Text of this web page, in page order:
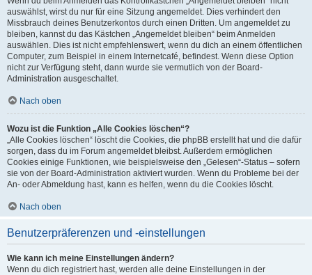
auswählst, wirst du nur für eine Sitzung angemeldet. Dies verhindert den
Missbrauch deines Benutzerkontos durch einen Dritten. Um angemeldet zu
bleiben, kannst du das Kästchen „Angemeldet bleiben“ beim Anmelden
auswählen. Dies ist nicht empfehlenswert, wenn du dich an einem öffentlichen
Computer, zum Beispiel in einem Internetcafé, befindest. Wenn diese Option
nicht zur Verfügung steht, dann wurde sie vermutlich von der Board-
Administration ausgeschaltet.
Nach oben
Wozu ist die Funktion „Alle Cookies löschen“?
„Alle Cookies löschen“ löscht die Cookies, die phpBB erstellt hat und die dafür
sorgen, dass du im Forum angemeldet bleibst. Außerdem ermöglichen
Cookies einige Funktionen, wie beispielsweise den „Gelesen“-Status – sofern
sie von der Board-Administration aktiviert wurden. Wenn du Probleme bei der
An- oder Abmeldung hast, kann es helfen, wenn du die Cookies löscht.
Nach oben
Benutzerpräferenzen und -einstellungen
Wie kann ich meine Einstellungen ändern?
Wenn du dich registriert hast, werden alle deine Einstellungen in der